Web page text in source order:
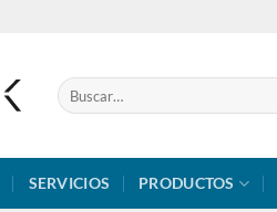
Buscar
por:
SERVICIOS PRODUCTOS